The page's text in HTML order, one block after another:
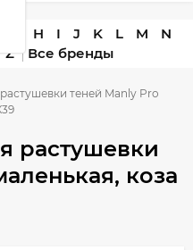
H I J K L M
N
Z
теней Manly Pro
растушевки
коза